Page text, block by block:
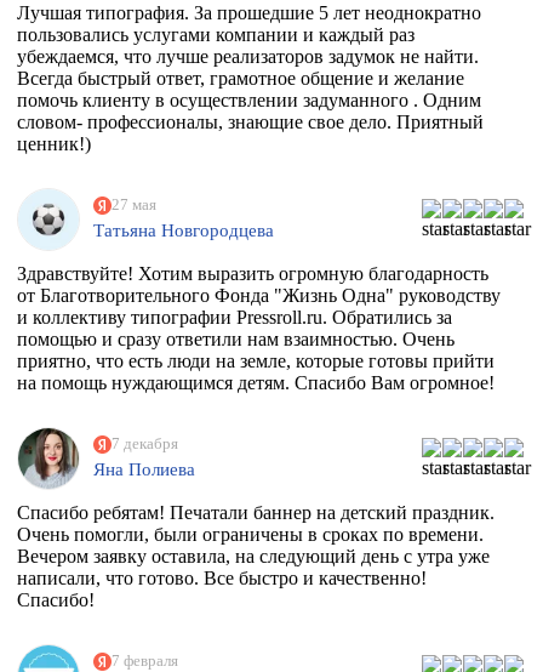
Лучшая типография. За прошедшие 5 лет неоднократно
пользовались услугами компании и каждый раз
убеждаемся, что лучше реализаторов задумок не найти.
Всегда быстрый ответ, грамотное общение и желание
помочь клиенту в осуществлении задуманного . Одним
словом- профессионалы, знающие свое дело. Приятный
ценник!)
27 мая
Татьяна Новгородцева
Здравствуйте! Хотим выразить огромную благодарность
от Благотворительного Фонда "Жизнь Одна" руководству
и коллективу типографии Pressroll.ru. Обратились за
помощью и сразу ответили нам взаимностью. Очень
приятно, что есть люди на земле, которые готовы прийти
на помощь нуждающимся детям. Спасибо Вам огромное!
7 декабря
Яна Полиева
Спасибо ребятам! Печатали баннер на детский праздник.
Очень помогли, были ограничены в сроках по времени.
Вечером заявку оставила, на следующий день с утра уже
написали, что готово. Все быстро и качественно!
Спасибо!
7 февраля